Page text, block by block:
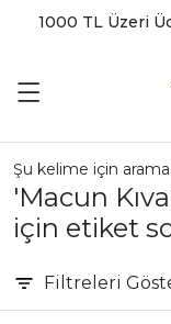
1000 TL Üzeri
Şu kelime için arama
'Macun
için etiket
Filtreleri